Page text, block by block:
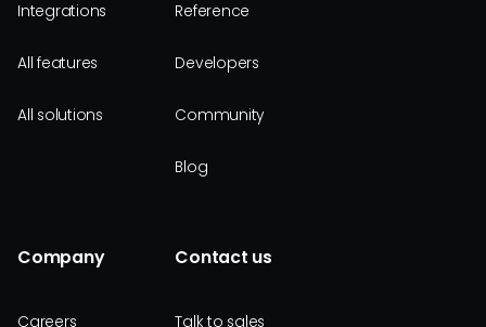
Integrations
All features
All solutions
Reference
Developers
Community
Blog
Company
Careers
Contact us
Talk to sales